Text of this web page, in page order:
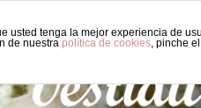
usted tenga la mejor experiencia de
de nuestra política de cookies, pinche
ORIGINAL
carros de Bebé: Fundas,